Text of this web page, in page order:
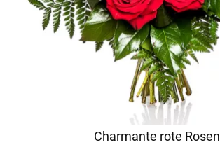
Charmante rote Rosen